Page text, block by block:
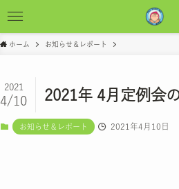
ホーム お知らせ＆レポート
2021年 4月定例会
2021
4/10
お知らせ＆レポート 2021年4月10日